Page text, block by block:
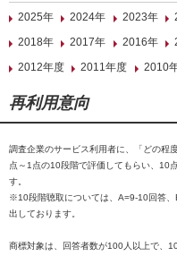
2025年
2024年 2023年
2018年
2017年 2016年
2012年度
2011年度 2010
再利用意向
調査企業のサービス利用者に、「どの程
点～1点の10段階で評価してもらい、10
す。
※10段階聴取については、A=9-10回答
出しております。
商標対象は、回答者数が100人以上で、